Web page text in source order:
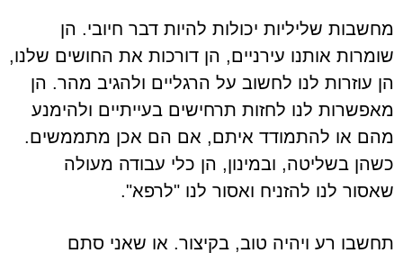
מחשבות שליליות יכולות להיות דבר חיובי. הן
שומרות אותנו עירניים, הן דורכות את החושים שלנו,
הן עוזרות לנו לחשוב על הרגליים ולהגיב מהר. הן
מאפשרות לנו לחזות תרחישים בעייתיים ולהימנע
מהם או להתמודד איתם, אם הם אכן מתממשים.
כשהן בשליטה, ובמינון, הן כלי עבודה מעולה
שאסור לנו להזניח ואסור לנו "לרפא".
תחשבו רע ויהיה טוב, בקיצור. או שאני סתם